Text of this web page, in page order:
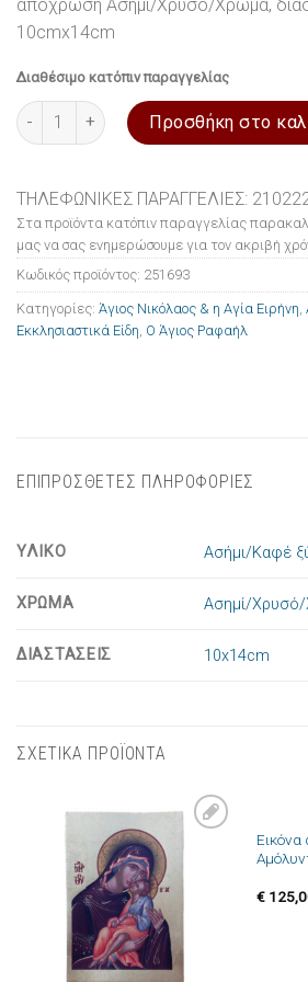
απόχρωση Ασημί/Χρυσό/Χρώμα,
10cmx14cm
Διαθέσιμο κατόπιν παραγγελίας
Εικόνα ασημένια Ο Άγιος Ραφαήλ
Προσθήκη στο
ΤΗΛΕΦΩΝΙΚΕΣ ΠΑΡΑΓΓΕΛΙΕΣ:
Στα προϊόντα κατόπιν παραγγελίας
μας να σας ενημερώσουμε για τον ακριβή
Κωδικός προϊόντος: 251693
Κατηγορίες: Άγιος Νικόλαος & η Αγία Ειρήνη
Εκκλησιαστικά Είδη Ο Άγιος Ραφαήλ
ΕΠΙΠΡΟΣΘΕΤΕΣ ΠΛΗΡΟΦΟΡΙΕΣ
ΥΛΙΚΟ Ασήμι/Καφέ
ΧΡΩΜΑ Ασημί/
ΔΙΑΣΤΑΣΕΙΣ 10x14cm
ΣΧΕΤΙΚΑ ΠΡΟΪΟΝΤΑ
Πρόσθήκη
στην λίστα
επιθυμιών
Εικόνα
€